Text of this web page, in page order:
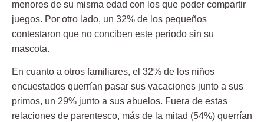
menores de su misma edad con los que poder compartir
juegos. Por otro lado, un 32% de los pequeños
contestaron que no conciben este periodo sin su
mascota.
En cuanto a otros familiares, el 32% de los niños
encuestados querrían pasar sus vacaciones junto a sus
primos, un 29% junto a sus abuelos. Fuera de estas
relaciones de parentesco, más de la mitad (54%) querrían